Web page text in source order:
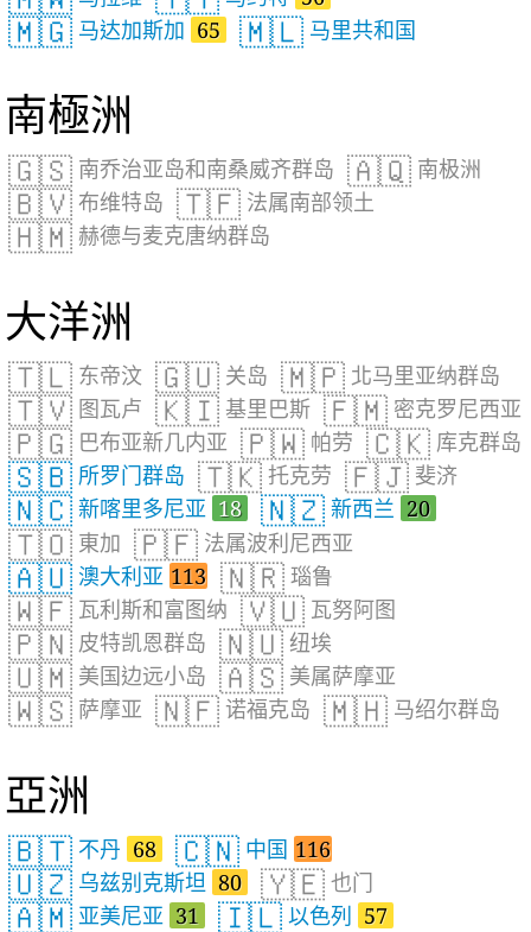
🇲🇬 马达加斯加 65 🇲🇱 马里共和国
南極洲
🇬🇸 南乔治亚岛和南桑威齐群岛 🇦🇶 南极洲
🇧🇻 布维特岛 🇹🇫 法属南部领土
🇭🇲 赫德与麦克唐纳群岛
大洋洲
🇹🇱 东帝汶 🇬🇺 关岛 🇲🇵 北马里亚纳群岛
🇹🇻 图瓦卢 🇰🇮 基里巴斯 🇫🇲 密克罗尼西亚
🇵🇬 巴布亚新几内亚 🇵🇼 帕劳 🇨🇰 库克群岛
🇸🇧 所罗门群岛 🇹🇰 托克劳 🇫🇯 斐济
🇳🇨 新喀里多尼亚 18 🇳🇿 新西兰 20
🇹🇴 東加 🇵🇫 法属波利尼西亚
🇦🇺 澳大利亚 113 🇳🇷 瑙鲁
🇼🇫 瓦利斯和富图纳 🇻🇺 瓦努阿图
🇵🇳 皮特凯恩群岛 🇳🇺 纽埃
🇺🇲 美国边远小岛 🇦🇸 美属萨摩亚
🇼🇸 萨摩亚 🇳🇫 诺福克岛 🇲🇭 马绍尔群岛
亞洲
🇧🇹 不丹 68 🇨🇳 中国 116
🇺🇿 乌兹别克斯坦 80 🇾🇪 也门
🇦🇲 亚美尼亚 31 🇮🇱 以色列 57